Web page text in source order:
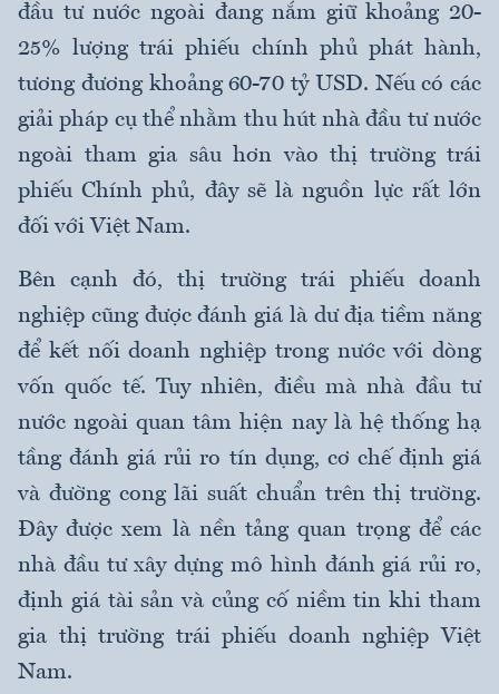
đầu tư nước ngoài đang nắm giữ khoảng 20-
25% lượng trái phiếu chính phủ phát hành,
tương đương khoảng 60-70 tỷ USD. Nếu có các
giải pháp cụ thể nhằm thu hút nhà đầu tư nước
ngoài tham gia sâu hơn vào thị trường trái
phiếu Chính phủ, đây sẽ là nguồn lực rất lớn
đối với Việt Nam.
Bên cạnh đó, thị trường trái phiếu doanh
nghiệp cũng được đánh giá là dư địa tiềm năng
để kết nối doanh nghiệp trong nước với dòng
vốn quốc tế. Tuy nhiên, điều mà nhà đầu tư
nước ngoài quan tâm hiện nay là hệ thống hạ
tầng đánh giá rủi ro tín dụng, cơ chế định giá
và đường cong lãi suất chuẩn trên thị trường.
Đây được xem là nền tảng quan trọng để các
nhà đầu tư xây dựng mô hình đánh giá rủi ro,
định giá tài sản và củng cố niềm tin khi tham
gia thị trường trái phiếu doanh nghiệp Việt
Nam.